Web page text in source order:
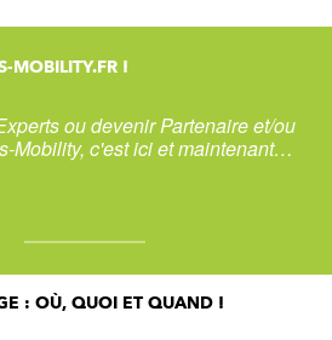
MOBILITY.FR !
ou devenir Partenaire et/ou
Mobility, c'est ici et maintenant…
: OÙ, QUOI ET QUAND !